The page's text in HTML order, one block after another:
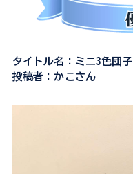
タイトル名：ミニ3色団子
投稿者：かこさん